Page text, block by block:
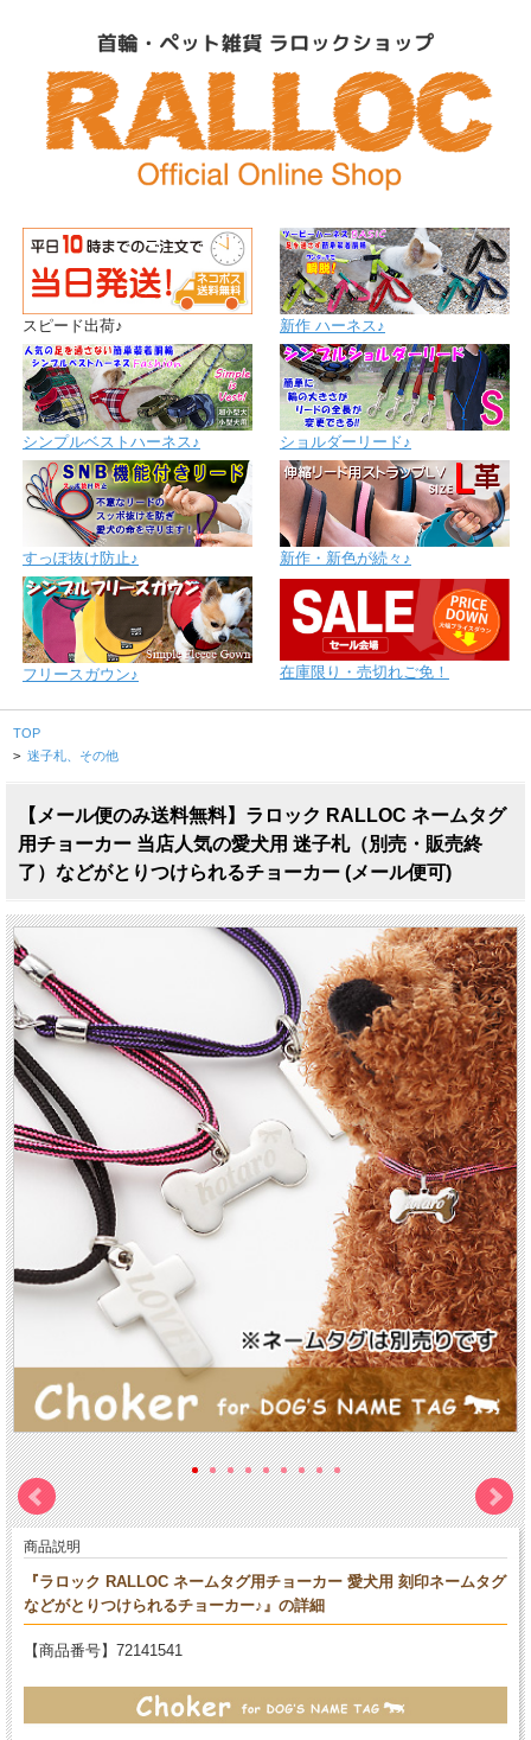
スピード出荷♪ 新作 ハーネス♪
シンプルベストハーネス♪ ショルダーリード♪
すっぽ抜け防止♪ 新作・新色が続々♪
フリースガウン♪ 在庫限り・売切れご免！
TOP
> 迷子札、その他
【メール便のみ送料無料】ラロック RALLOC ネームタグ
用チョーカー 当店人気の愛犬用 迷子札（別売・販売終
了）などがとりつけられるチョーカー (メール便可)
商品説明
『ラロック RALLOC ネームタグ用チョーカー 愛犬用 刻印ネームタグ
などがとりつけられるチョーカー♪』の詳細
【商品番号】72141541